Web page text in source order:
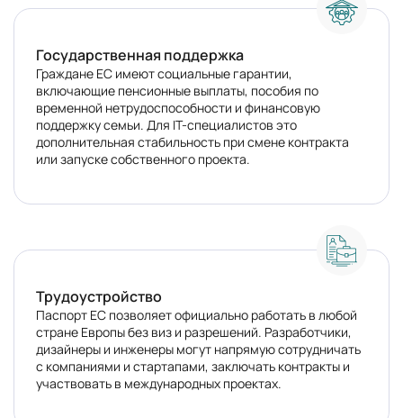
Государственная поддержка
Граждане ЕС имеют социальные гарантии,
включающие пенсионные выплаты, пособия по
временной нетрудоспособности и финансовую
поддержку семьи. Для IT-специалистов это
дополнительная стабильность при смене контракта
или запуске собственного проекта.
Трудоустройство
Паспорт ЕС позволяет официально работать в любой
стране Европы без виз и разрешений. Разработчики,
дизайнеры и инженеры могут напрямую сотрудничать
с компаниями и стартапами, заключать контракты и
участвовать в международных проектах.